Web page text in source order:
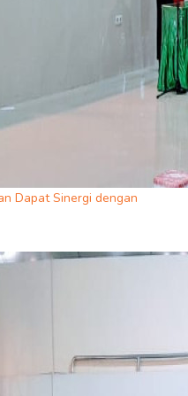
Dapat Sinergi dengan